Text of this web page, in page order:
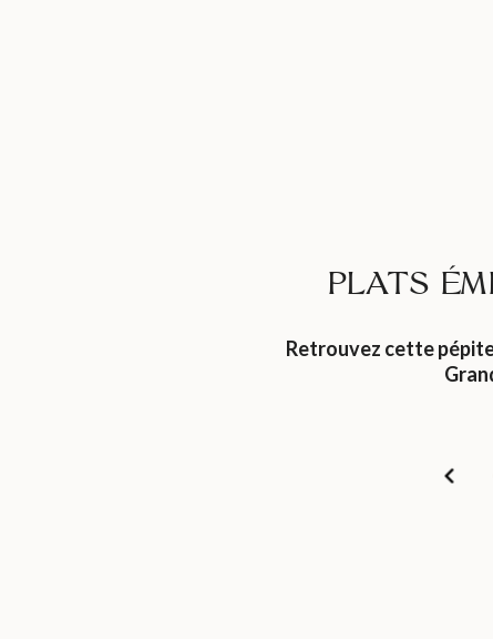
PLATS
Retrouvez cette